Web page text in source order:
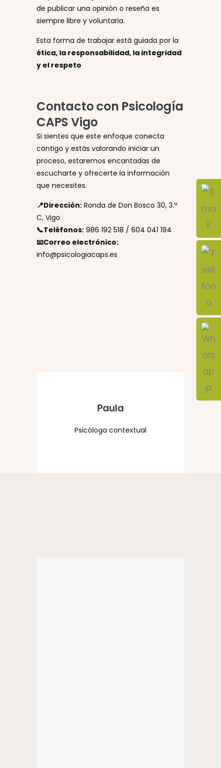
de publicar una opinión o reseña es
siempre libre y voluntaria.
Esta forma de trabajar está guiada por la
ética, la responsabilidad, la integridad
y el respeto
Contacto con Psicología
CAPS Vigo
Si sientes que este enfoque conecta
contigo y estás valorando iniciar un
proceso, estaremos encantadas de
escucharte y ofrecerte la información
que necesites.
📍Dirección: Ronda de Don Bosco 30, 3.º
C, Vigo
📞Teléfonos: 986 192 518 / 604 041 194
📧Correo electrónico:
info@psicologiacaps.es
Paula
Psicóloga contextual